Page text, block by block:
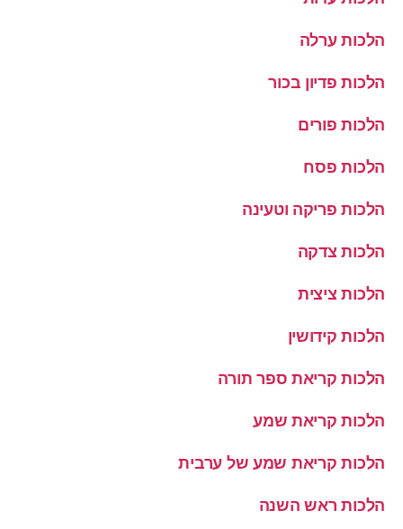
הלכות ערלה
הלכות פדיון בכור
הלכות פורים
הלכות פסח
הלכות פריקה וטעינה
הלכות צדקה
הלכות ציצית
הלכות קידושין
הלכות קריאת ספר תורה
הלכות קריאת שמע
הלכות קריאת שמע של ערבית
הלכות ראש השנה